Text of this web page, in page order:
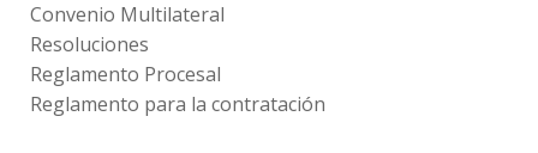
Convenio Multilateral
Resoluciones
Reglamento Procesal
Reglamento para la contratación